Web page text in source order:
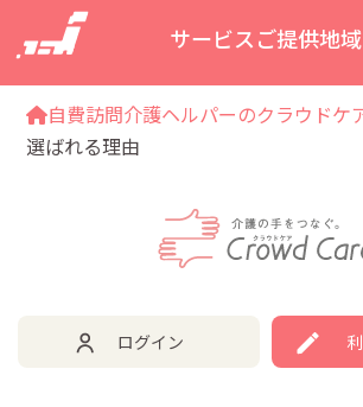
サービスご提供地域
自費訪問介護ヘルパーのクラウドケ
選ばれる理由
ログイン